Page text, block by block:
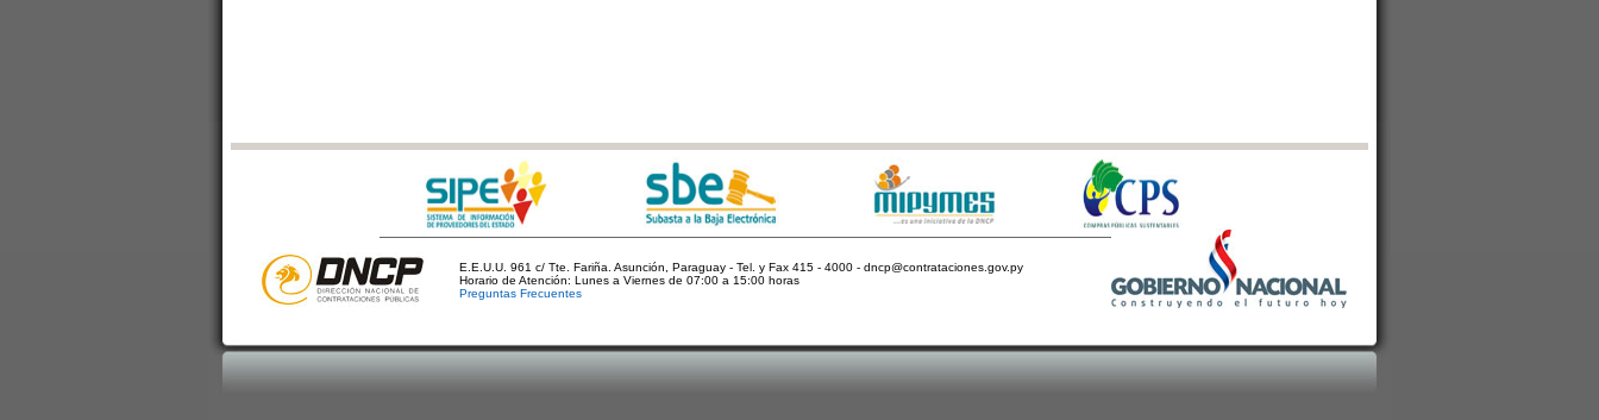
E.E.U.U. 961 c/ Tte. Fariña. Asunción, Paraguay - Tel. y Fax 415 - 4000 - dncp@contrataciones.gov.py
Horario de Atención: Lunes a Viernes de 07:00 a 15:00 horas
Preguntas Frecuentes